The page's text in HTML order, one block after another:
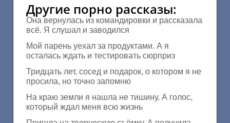
Другие порно рассказы:
Она вернулась из командировки и рассказала
всё. Я слушал и заводился
Мой парень уехал за продуктами. А я
осталась ждать и тестировать сюрприз
Тридцать лет, сосед и подарок, о котором я не
просила, но точно запомню
На краю земли я нашла не тишину. А голос,
который ждал меня всю жизнь